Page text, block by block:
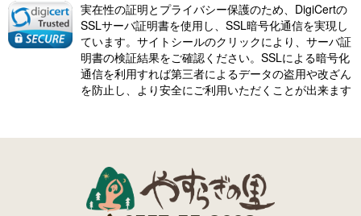
実在性の証明とプライバシー保護のため、DigiCertの
SSLサーバ証明書を使用し、SSL暗号化通信を実現し
ています。サイトシールのクリックにより、サーバ証
明書の検証結果をご確認ください。SSLによる暗号化
通信を利用すれば第三者によるデータの盗用や改ざん
を防止し、より安全にご利用いただくことが出来ます